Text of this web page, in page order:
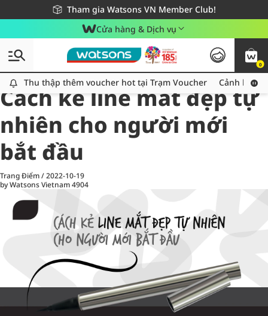
Tham gia Watsons VN Member Club!
Miễn phí giao hàng cho đơn hàng từ 249,000Đ
Giao hàng nhanh 24h - Áp dụng khu vực TP. Hồ Chí Minh
Cửa hàng & Dịch vụ
0
Thu thập thêm voucher hot tại Trạm Voucher
Thu thập thêm voucher hot tại Trạm Voucher Cảnh báo
All
Chăm Sóc Cá Nhân
Cách kẻ line mắt đẹp tự
nhiên cho người mới
bắt đầu
Trang Điểm/2022-10-19
by Watsons Vietnam4904